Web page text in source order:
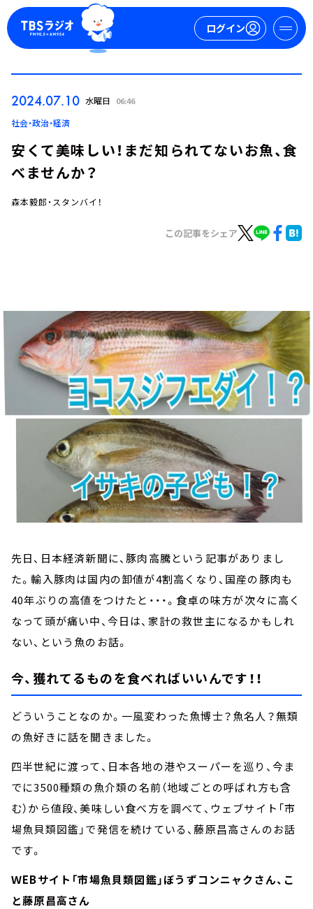
ログイン
お知らせ
イベント・グッズ
YouTube
会社情報
2024.07.10 水曜日 06:46
社会・政治・経済
安くて美味しい！まだ知られてないお魚、食
べませんか？
森本毅郎・スタンバイ！
この記事をシェア
先日、日本経済新聞に、豚肉高騰という記事がありまし
た。輸入豚肉は国内の卸値が4割高くなり、国産の豚肉も
40年ぶりの高値をつけたと・・・。食卓の味方が次々に高く
なって頭が痛い中、今日は、家計の救世主になるかもしれ
ない、という魚のお話。
今、獲れてるものを食べればいいんです！！
どういうことなのか。一風変わった魚博士？魚名人？無類
の魚好きに話を聞きました。
四半世紀に渡って、日本各地の港やスーパーを巡り、今ま
でに3500種類の魚介類の名前（地域ごとの呼ばれ方も含
む）から値段、美味しい食べ方を調べて、ウェブサイト「市
場魚貝類図鑑」で発信を続けている、藤原昌高さんのお話
です。
ＷEBサイト「市場魚貝類図鑑」ぼうずコンニャクさん、こ
と藤原昌高さん